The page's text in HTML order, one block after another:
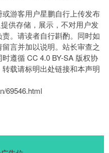
游客用户星鹏自行上传发布
供存储，展示，不对用户发
。请读者自行斟酌。同时如
言并加以说明。站长审查之
遵循 CC 4.0 BY-SA 版权协
载请标明出处链接和本声明
69546.html